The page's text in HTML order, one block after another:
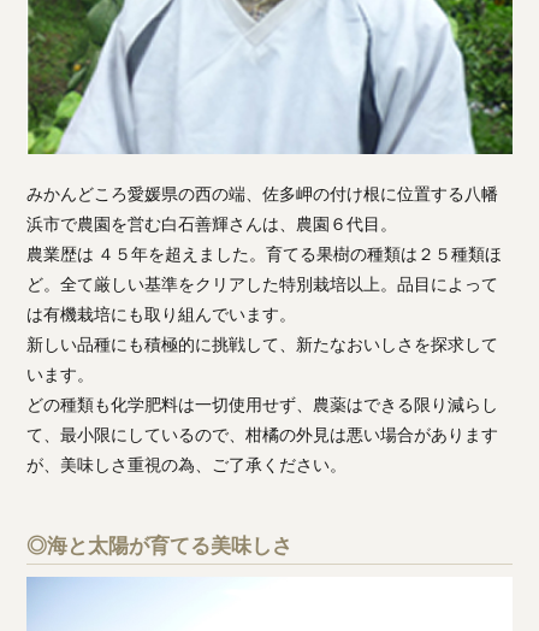
みかんどころ愛媛県の西の端、佐多岬の付け根に位置する八幡
浜市で農園を営む白石善輝さんは、農園６代目。
農業歴は ４５年を超えました。育てる果樹の種類は２５種類ほ
ど。全て厳しい基準をクリアした特別栽培以上。品目によって
は有機栽培にも取り組んでいます。
新しい品種にも積極的に挑戦して、新たなおいしさを探求して
います。
どの種類も化学肥料は一切使用せず、農薬はできる限り減らし
て、最小限にしているので、柑橘の外見は悪い場合があります
が、美味しさ重視の為、ご了承ください。
◎海と太陽が育てる美味しさ